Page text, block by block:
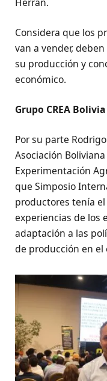
Considera que los
van a vender,
su producción y
económico.
Grupo CREA Bolivia
Por su parte
Asociación
Experimentación
que Simposio
productores tenía
experiencias de los
adaptación a las
de producción en el